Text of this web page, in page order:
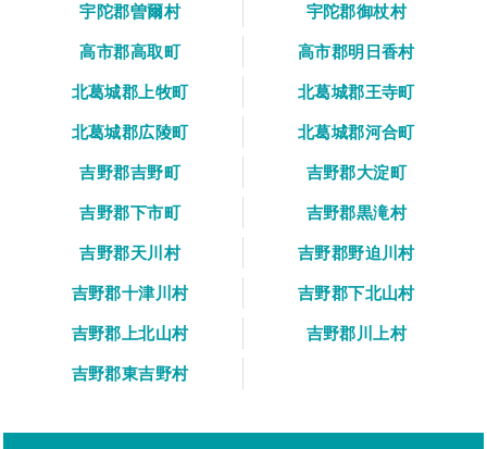
宇陀郡曽爾村
宇陀郡御杖村
高市郡高取町
高市郡明日香村
北葛城郡上牧町
北葛城郡王寺町
北葛城郡広陵町
北葛城郡河合町
吉野郡吉野町
吉野郡大淀町
吉野郡下市町
吉野郡黒滝村
吉野郡天川村
吉野郡野迫川村
吉野郡十津川村
吉野郡下北山村
吉野郡上北山村
吉野郡川上村
吉野郡東吉野村